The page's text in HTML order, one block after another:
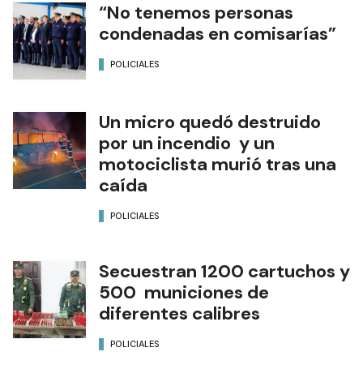
“No tenemos personas
condenadas en comisarías”
POLICIALES
Un micro quedó destruido
por un incendio y un
motociclista murió tras una
caída
POLICIALES
Secuestran 1200 cartuchos y
500 municiones de
diferentes calibres
POLICIALES